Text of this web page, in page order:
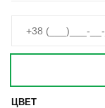
ЦВЕТ